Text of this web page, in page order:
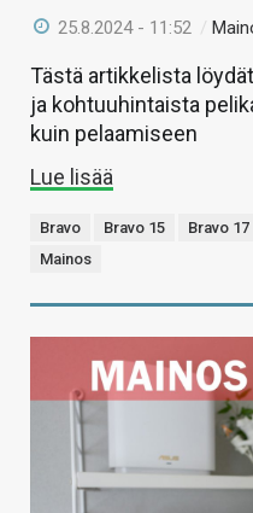
25.8.2024 - 11:52 /
Tästä artikkelista
ja kohtuuhintaista
kuin pelaamiseen
Lue lisää
Bravo Bravo 15 Bravo 17
Mainos